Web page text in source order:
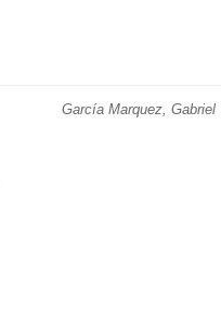
García Marquez, Gabriel